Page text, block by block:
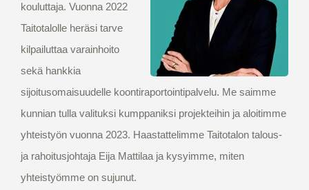
kouluttaja. Vuonna 2022
Taitotalolle heräsi tarve
kilpailuttaa varainhoito
sekä hankkia
sijoitusomaisuudelle koontiraportointipalvelu. Me saimme
kunnian tulla valituksi kumppaniksi projekteihin ja aloitimme
yhteistyön vuonna 2023. Haastattelimme Taitotalon talous-
ja rahoitusjohtaja Eija Mattilaa ja kysyimme, miten
yhteistyömme on sujunut.